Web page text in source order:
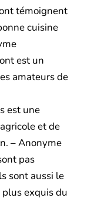
témoignent
cuisine
est un
amateurs de
est une
et de
– Anonyme
pas
sont aussi le
plus exquis du